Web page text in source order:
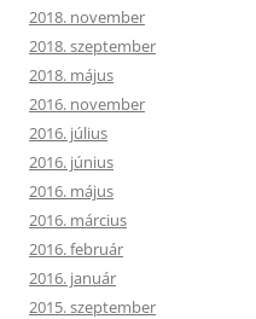
2018. november
2018. szeptember
2018. május
2016. november
2016. július
2016. június
2016. május
2016. március
2016. február
2016. január
2015. szeptember